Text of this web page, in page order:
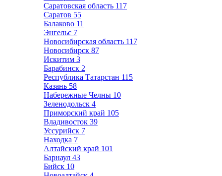
Саратовская область 117
Саратов 55
Балаково 11
Энгельс 7
Новосибирская область 117
Новосибирск 87
Искитим 3
Барабинск 2
Республика Татарстан 115
Казань 58
Набережные Челны 10
Зеленодольск 4
Приморский край 105
Владивосток 39
Уссурийск 7
Находка 7
Алтайский край 101
Барнаул 43
Бийск 10